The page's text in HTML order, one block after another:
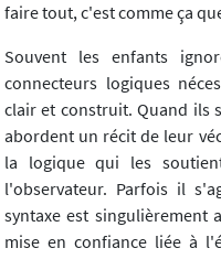
faire tout, c'est comme ça
Souvent les enfants
connecteurs logiques
clair et construit. Quand ils
abordent un récit de leur
la logique qui les
l'observateur. Parfois il
syntaxe est singulièrement
mise en confiance liée à